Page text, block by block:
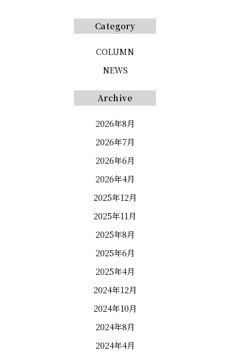
Category
COLUMN
NEWS
Archive
2026年8月
2026年7月
2026年6月
2026年4月
2025年12月
2025年11月
2025年8月
2025年6月
2025年4月
2024年12月
2024年10月
2024年8月
2024年4月